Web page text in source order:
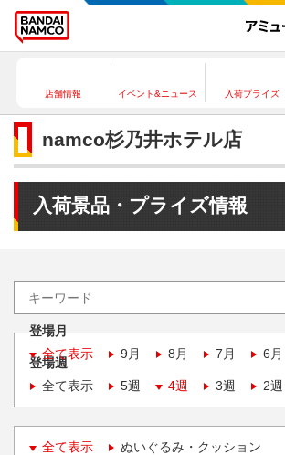
店舗情報 イベント&ニュース 入荷プライズ
namco杉乃井ホテル店
入荷景品・プライズ情報
登場月
全て表示
9月 8月 7月 6月
登場週
全て表示
5週 4週 3週 2週
全て表示 ぬいぐるみ・クッション